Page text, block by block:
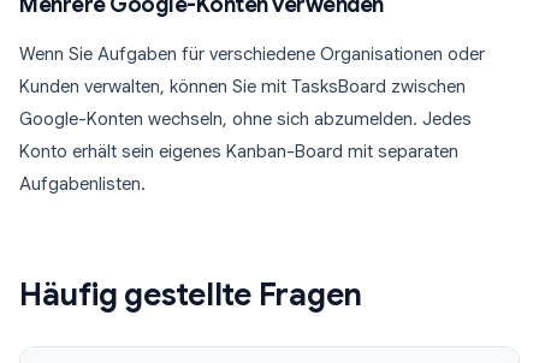
Wenn Sie Aufgaben für verschiedene Organisationen oder
Kunden verwalten, können Sie mit TasksBoard zwischen
Google-Konten wechseln, ohne sich abzumelden. Jedes
Konto erhält sein eigenes Kanban-Board mit separaten
Aufgabenlisten.
Häufig gestellte Fragen